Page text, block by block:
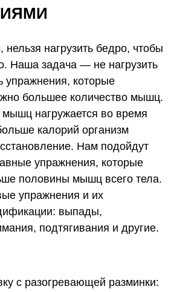
нагрузить бедро, чтобы
Наша задача — не нагрузить
упражнения, которые
большее количество мышц.
нагружается во время
калорий организм
Нам подойдут
упражнения, которые
половины мышц всего тела.
упражнения и их
выпады,
подтягивания и другие.
с разогревающей разминки: